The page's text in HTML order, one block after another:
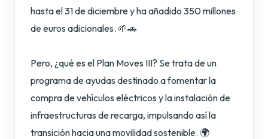
hasta el 31 de diciembre y ha añadido 350 millones
de euros adicionales. 🌱🚗
Pero, ¿qué es el Plan Moves III? Se trata de un
programa de ayudas destinado a fomentar la
compra de vehículos eléctricos y la instalación de
infraestructuras de recarga, impulsando así la
transición hacia una movilidad sostenible. 🌍